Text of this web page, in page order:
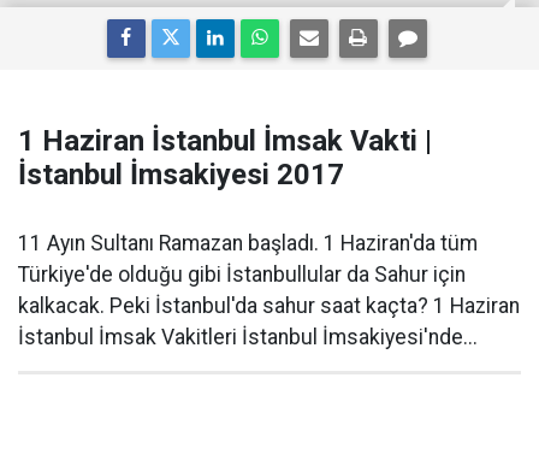
1 Haziran İstanbul İmsak Vakti |
İstanbul İmsakiyesi 2017
11 Ayın Sultanı Ramazan başladı. 1 Haziran'da tüm
Türkiye'de olduğu gibi İstanbullular da Sahur için
kalkacak. Peki İstanbul'da sahur saat kaçta? 1 Haziran
İstanbul İmsak Vakitleri İstanbul İmsakiyesi'nde...